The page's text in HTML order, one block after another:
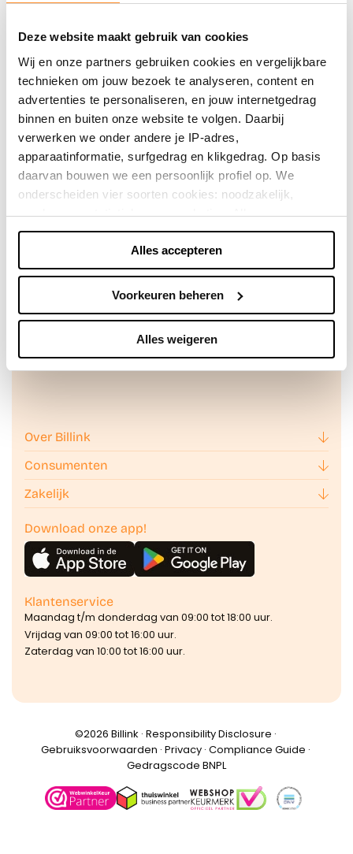
Deze website maakt gebruik van cookies
Wij en onze partners gebruiken cookies en vergelijkbare
technieken om jouw bezoek te analyseren, content en
advertenties te personaliseren, en jouw internetgedrag
binnen en buiten onze website te volgen. Daarbij
verwerken we onder andere je IP-adres,
apparaatinformatie, surfgedrag en klikgedrag. Op basis
daarvan bouwen we een persoonlijk profiel op. We
onderscheiden vier soorten cookies: noodzakelijk,
voorkeuren, statistieken en marketing. Alleen
noodzakelijke cookies plaatsen we zonder toestemming.
Je kunt alle cookies accepteren, weigeren, of zelf kiezen
via "Voorkeuren beheren". Je keuze kun je op elk
moment wijzigen of intrekken via de zwevende knop
en
Alles accepteren
Voorkeuren beheren
Alles weigeren
Naar winkels
Achteraf betalen doe je veilig en
vertrouwd met Billink!
Over Billink
Consumenten
Zakelijk
Download onze app!
Klantenservice
Maandag t/m donderdag van 09:00 tot 18:00 uur.
Vrijdag van 09:00 tot 16:00 uur.
Zaterdag van 10:00 tot 16:00 uur.
©️2026 Billink · Responsibility Disclosure ·
Gebruiksvoorwaarden · Privacy· Compliance Guide ·
Gedragscode BNPL